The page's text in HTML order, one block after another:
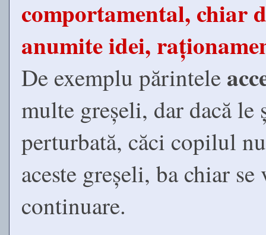
comportamental, chiar
anumite idei,
De exemplu părintele
multe greșeli, dar dacă
perturbată, căci copilul
aceste greșeli, ba chiar
continuare.